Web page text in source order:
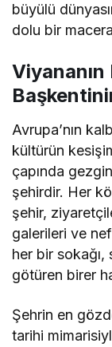
büyülü
dolu bir
Avrupa’nın
kültürün
çapında
şehirdir. Her
şehir,
galerileri ve
her bir
götüren birer
Şehrin en
tarihi